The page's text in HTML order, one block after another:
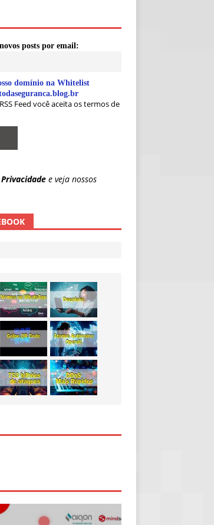
posts por email:
domínio na Whitelist
Feed você aceita os termos de
Privacidade e veja nossos